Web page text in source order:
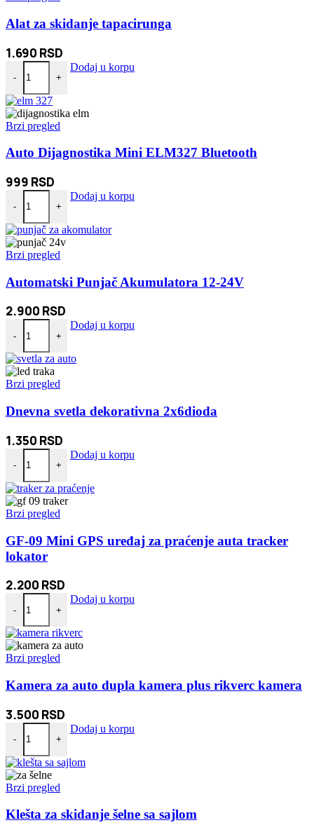
Alat za skidanje tapacirunga
1.690 RSD
-
Alat za skidanje tapacirunga količina
+
Dodaj u korpu
Brzi pregled
Auto Dijagnostika Mini ELM327 Bluetooth
999 RSD
-
Auto Dijagnostika Mini ELM327 Bluetooth količina
+
Dodaj u korpu
Brzi pregled
Automatski Punjač Akumulatora 12-24V
2.900 RSD
-
Automatski Punjač Akumulatora 12-24V količina
+
Dodaj u korpu
Brzi pregled
Dnevna svetla dekorativna 2x6dioda
1.350 RSD
-
Dnevna svetla dekorativna 2x6dioda količina
+
Dodaj u korpu
Brzi pregled
GF-09 Mini GPS uređaj za praćenje auta tracker
lokator
2.200 RSD
-
GF-09 Mini GPS uređaj za praćenje auta tracker lokator količina
+
Dodaj u korpu
Brzi pregled
Kamera za auto dupla kamera plus rikverc kamera
3.500 RSD
-
Kamera za auto dupla kamera plus rikverc kamera količina
+
Dodaj u korpu
Brzi pregled
Klešta za skidanje šelne sa sajlom